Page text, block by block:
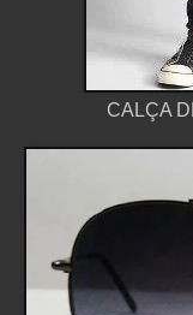
CALÇA